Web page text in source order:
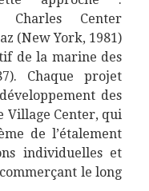
Center
(New York, 1981)
de la marine des
Chaque projet
des
Village Center, qui
de l’étalement
individuelles et
le long